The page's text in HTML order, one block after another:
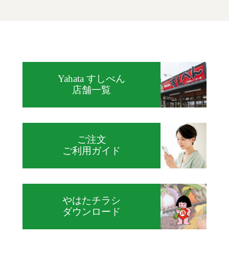
Yahata すしべん
店舗一覧
ご注文
ご利用ガイド
やはたチラシ
ダウンロード